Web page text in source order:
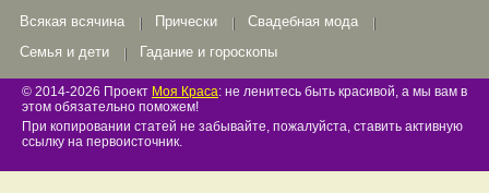
Всякая всячина
Прически
Свадебная мода
Семья и дети
Гадание и гороскопы
© 2014-2026 Проект Моя Краса: не ленитесь быть красивой, а мы вам в
этом обязательно поможем!
При копировании статей не забывайте, пожалуйста, ставить активную
ссылку на первоисточник.